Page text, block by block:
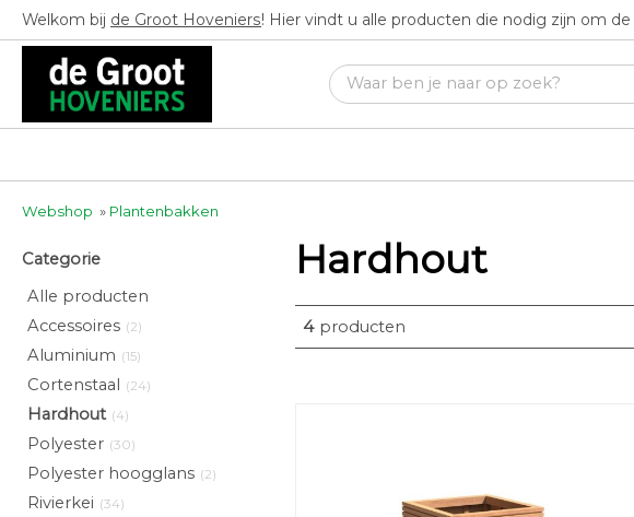
Welkom bij de Groot Hoveniers! Hier vindt u alle producten die nodig zijn om de
Webshop » Plantenbakken
Categorie
Alle producten
Accessoires (2)
Aluminium (15)
Cortenstaal (24)
Hardhout (4)
Polyester (30)
Polyester hoogglans (2)
Rivierkei (34)
Hardhout
4 producten